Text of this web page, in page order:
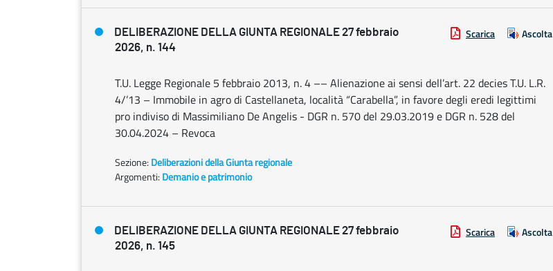
DELIBERAZIONE DELLA GIUNTA REGIONALE 27 febbraio
2026, n. 144
Scarica Ascolta
T.U. Legge Regionale 5 febbraio 2013, n. 4 –– Alienazione ai sensi dell’art. 22 decies T.U. L.R.
4/’13 – Immobile in agro di Castellaneta, località “Carabella”, in favore degli eredi legittimi
pro indiviso di Massimiliano De Angelis - DGR n. 570 del 29.03.2019 e DGR n. 528 del
30.04.2024 – Revoca
Sezione: Deliberazioni della Giunta regionale
Argomenti: Demanio e patrimonio
DELIBERAZIONE DELLA GIUNTA REGIONALE 27 febbraio
2026, n. 145
Scarica Ascolta